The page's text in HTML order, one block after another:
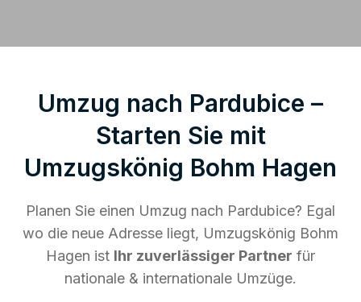
Umzug nach Pardubice –
Starten Sie mit
Umzugskönig Bohm Hagen
Planen Sie einen Umzug nach Pardubice? Egal
wo die neue Adresse liegt, Umzugskönig Bohm
Hagen ist Ihr zuverlässiger Partner für
nationale & internationale Umzüge.